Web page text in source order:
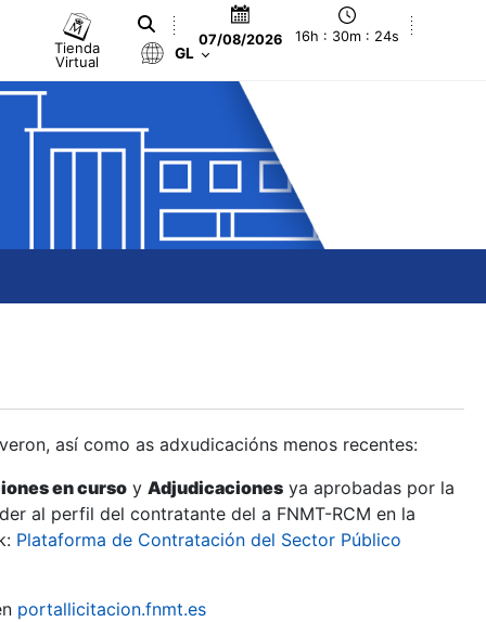
Tienda
Virtual
07/08/2026 16h : 30m : 25s
GL
así como as adxudicacións menos recentes:
en curso y Adjudicaciones ya aprobadas por la
al perfil del contratante del a FNMT-RCM en la
Plataforma de Contratación del Sector Público
portallicitacion.fnmt.es